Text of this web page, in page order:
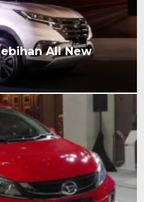
All New